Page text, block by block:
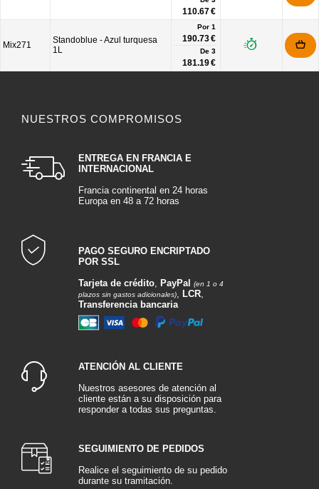
110.67 €
Mix271
Standoblue - Azul turquesa
1L
Por 1
190.73 €
De 3
181.19 €
NUESTROS COMPROMISOS
ENTREGA EN FRANCIA E
INTERNACIONAL
Francia continental en 24 horas
Europa en 48 a 72 horas
PAGO SEGURO ENCRIPTADO
POR SSL
Tarjeta de crédito, PayPal
(en 1 o 4
plazos sin gastos adicionales), LCR,
Transferencia bancaria
ATENCIÓN AL CLIENTE
Nuestros asesores de atención al
cliente están a su disposición para
responder a todas sus preguntas.
SEGUIMIENTO DE PEDIDOS
Realice el seguimiento de su pedido
durante su tramitación.